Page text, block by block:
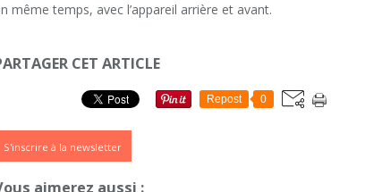
même temps, avec l’appareil arrière et avant.
CET ARTICLE
Repost 0
S'inscrire à la newsletter
aimerez aussi :